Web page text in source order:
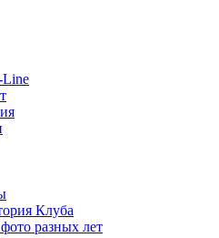
Line
Клуба
разных лет